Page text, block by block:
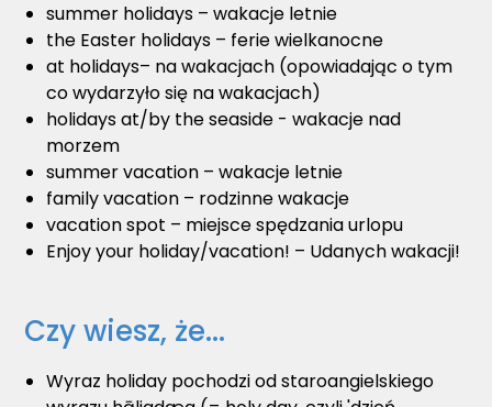
summer holidays – wakacje letnie
the Easter holidays – ferie wielkanocne
at holidays– na wakacjach (opowiadając o tym
co wydarzyło się na wakacjach)
holidays at/by the seaside - wakacje nad
morzem
summer vacation – wakacje letnie
family vacation – rodzinne wakacje
vacation spot – miejsce spędzania urlopu
Enjoy your holiday/vacation! – Udanych wakacji!
Czy wiesz, że...
Wyraz holiday pochodzi od staroangielskiego